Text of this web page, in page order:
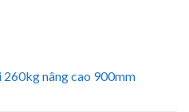
260kg nâng cao 900mm